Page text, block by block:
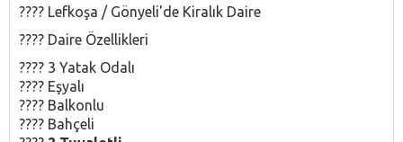
???? Lefkoşa / Gönyeli'de Kiralık Daire
???? Daire Özellikleri
????️ 3 Yatak Odalı
????️ Eşyalı
???? Balkonlu
???? Bahçeli